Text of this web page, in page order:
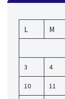
L
M
3 4
10 11